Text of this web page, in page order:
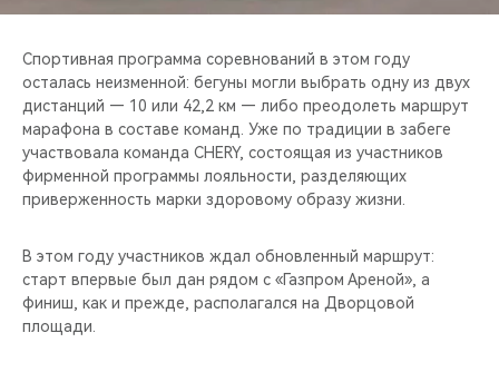
Спортивная программа соревнований в этом году
осталась неизменной: бегуны могли выбрать одну из двух
дистанций — 10 или 42,2 км — либо преодолеть маршрут
марафона в составе команд. Уже по традиции в забеге
участвовала команда CHERY, состоящая из участников
фирменной программы лояльности, разделяющих
приверженность марки здоровому образу жизни.
В этом году участников ждал обновленный маршрут:
старт впервые был дан рядом с «Газпром Ареной», а
финиш, как и прежде, располагался на Дворцовой
площади.